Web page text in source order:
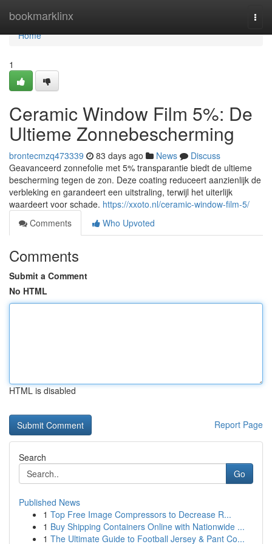
bookmarklinx
Home
Home
1
Ceramic Window Film 5%: De
Ultieme Zonnebescherming
brontecmzq473339 83 days ago News
Discuss
Geavanceerd zonnefolie met 5% transparantie biedt de ultieme
bescherming tegen de zon. Deze coating reduceert aanzienlijk de
verbleking en garandeert een uitstraling, terwijl het uiterlijk
waardeert voor schade. https://xxoto.nl/ceramic-window-film-5/
Comments
Who Upvoted
Comments
Submit a Comment
No HTML
HTML is disabled
Report Page
Search
Go
Published News
1 Top Free Image Compressors to Decrease R...
1 Buy Shipping Containers Online with Nationwide ...
1 The Ultimate Guide to Football Jersey & Pant Co...